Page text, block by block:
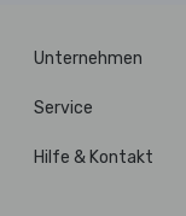
Unternehmen
Service
Hilfe & Kontakt